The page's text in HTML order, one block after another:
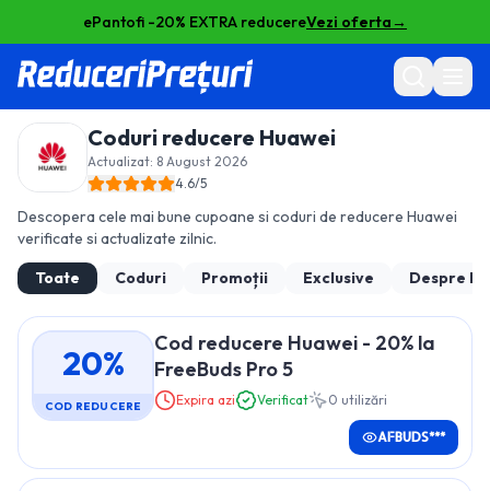
ePantofi -20% EXTRA reducereVezi oferta→
Coduri reducere Huawei
Actualizat: 8 August 2026
4.6/5
Descopera cele mai bune cupoane si coduri de reducere Huawei
verificate si actualizate zilnic.
Toate
Coduri Promoții Exclusive Despre
20%
COD REDUCERE
Cod reducere Huawei - 20% la
FreeBuds Pro 5
Expira azi Verificat 0 utilizări
AFBUDS***